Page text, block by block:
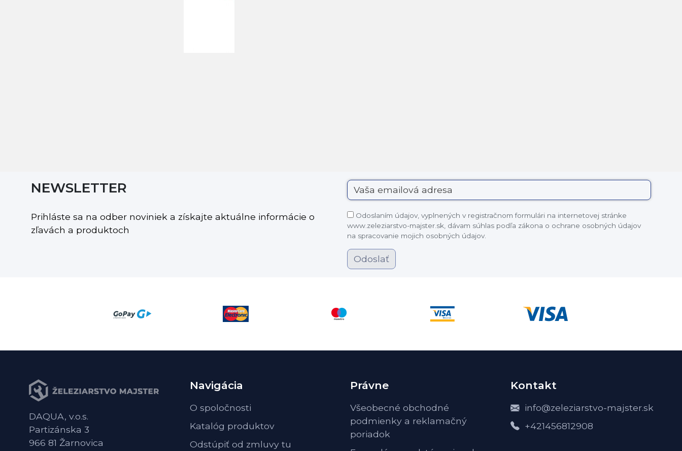
NEWSLETTER
Prihláste sa na odber noviniek a získajte aktuálne informácie o
zľavách a produktoch
Odoslaním údajov, vyplnených v registračnom formulári na internetovej stránke
www.zeleziarstvo-majster.sk, dávam súhlas podľa zákona o ochrane osobných údajov
na spracovanie mojich osobných údajov.
Odoslať
DAQUA, v.o.s.
Partizánska 3
966 81 Žarnovica
Navigácia
O spoločnosti
Katalóg produktov
Odstúpiť od zmluvy tu
Právne
Všeobecné obchodné
podmienky a reklamačný
poriadok
Kontakt
info@zeleziarstvo-majster.sk
+421456812908